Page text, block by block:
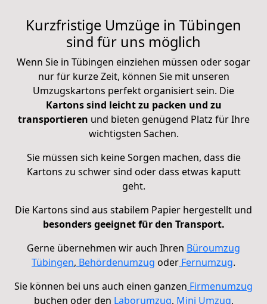
Kurzfristige Umzüge in Tübingen
sind für uns möglich
Wenn Sie in Tübingen einziehen müssen oder sogar
nur für kurze Zeit, können Sie mit unseren
Umzugskartons perfekt organisiert sein. Die
Kartons sind leicht zu packen und zu
transportieren und bieten genügend Platz für Ihre
wichtigsten Sachen.
Sie müssen sich keine Sorgen machen, dass die
Kartons zu schwer sind oder dass etwas kaputt
geht.
Die Kartons sind aus stabilem Papier hergestellt und
besonders geeignet für den Transport.
Gerne übernehmen wir auch Ihren Büroumzug
Tübingen, Behördenumzug oder Fernumzug.
Sie können bei uns auch einen ganzen Firmenumzug
buchen oder den Laborumzug, Mini Umzug,